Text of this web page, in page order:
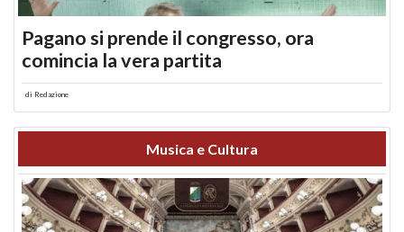
Pagano si prende il congresso, ora
comincia la vera partita
di Redazione
Musica e Cultura